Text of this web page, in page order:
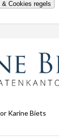
Karine Biets